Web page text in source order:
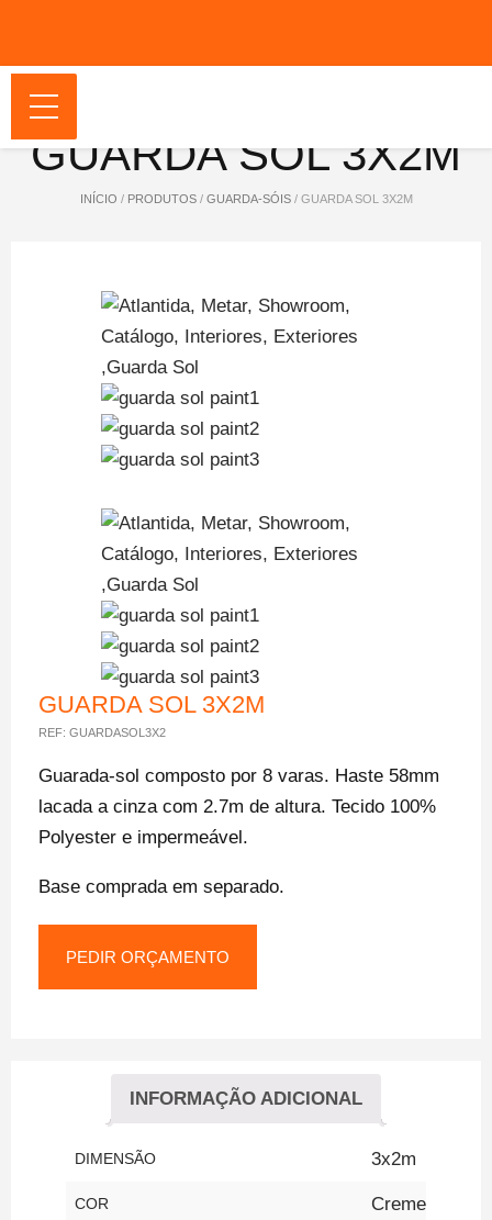
GUARDA SOL 3X2M
INÍCIO / PRODUTOS/ GUARDA-SÓIS/ GUARDA SOL 3X2M
GUARDA SOL 3X2M
REF: GUARDASOL3X2
Guarada-sol composto por 8 varas. Haste 58mm
lacada a cinza com 2.7m de altura. Tecido 100%
Polyester e impermeável.
Base comprada em separado.
PEDIR ORÇAMENTO
INFORMAÇÃO ADICIONAL
DIMENSÃO 3x2m
COR Creme